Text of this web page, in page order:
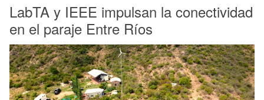
LabTA y IEEE impulsan la conectividad
en el paraje Entre Ríos